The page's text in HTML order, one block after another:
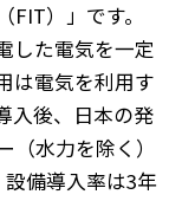
）」です。
した電気を一定
は電気を利用す
入後、日本の発
水力を除く）
備導入率は3年